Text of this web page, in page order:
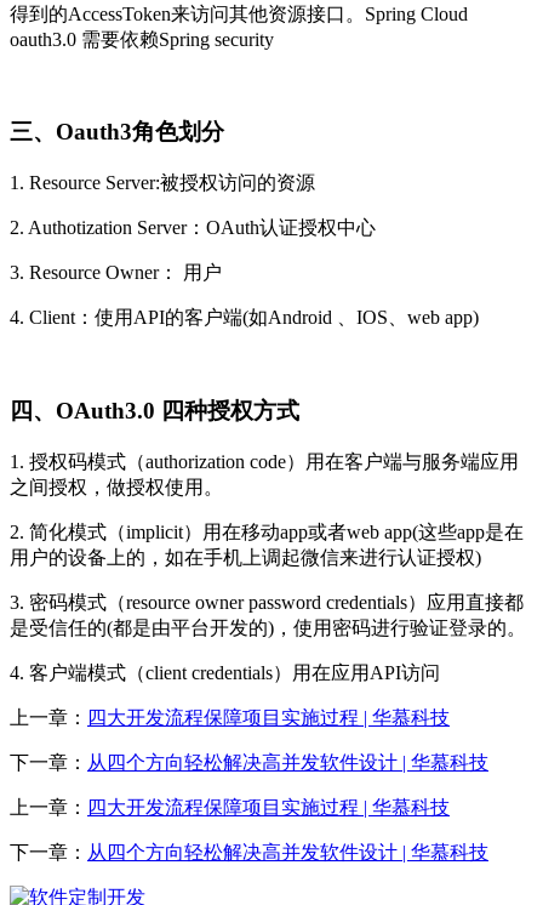
得到的AccessToken来访问其他资源接口。Spring Cloud
oauth3.0 需要依赖Spring security
三、Oauth3角色划分
1. Resource Server:被授权访问的资源
2. Authotization Server：OAuth认证授权中心
3. Resource Owner： 用户
4. Client：使用API的客户端(如Android 、IOS、web app)
四、OAuth3.0 四种授权方式
1. 授权码模式（authorization code）用在客户端与服务端应用
之间授权，做授权使用。
2. 简化模式（implicit）用在移动app或者web app(这些app是在
用户的设备上的，如在手机上调起微信来进行认证授权)
3. 密码模式（resource owner password credentials）应用直接都
是受信任的(都是由平台开发的)，使用密码进行验证登录的。
4. 客户端模式（client credentials）用在应用API访问
上一章： 四大开发流程保障项目实施过程 | 华慕科技
下一章： 从四个方向轻松解决高并发软件设计 | 华慕科技
上一章： 四大开发流程保障项目实施过程 | 华慕科技
下一章： 从四个方向轻松解决高并发软件设计 | 华慕科技